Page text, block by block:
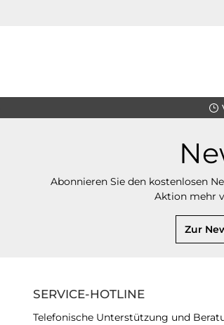
Abonnieren Sie den kostenlosen
Aktion mehr
Zur
SERVICE-HOTLINE
Telefonische Unterstützung und